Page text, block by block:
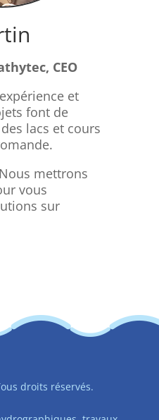
CEO
et
font de
lacs et cours
mettrons
vous
sur
droits réservés.